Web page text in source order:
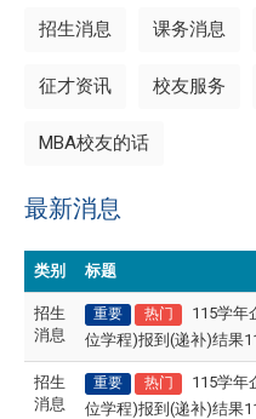
招生消息 课务消息
征才资讯 校友服务
MBA校友的话
最新消息
类别 标题
招生
消息
重要 热门
115学年
位学程)报到(递补)结果
招生
消息
重要 热门
115学年
位学程)报到(递补)结果